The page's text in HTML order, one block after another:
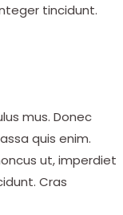
tincidunt.
mus. Donec
quis enim.
ut, imperdiet
Cras